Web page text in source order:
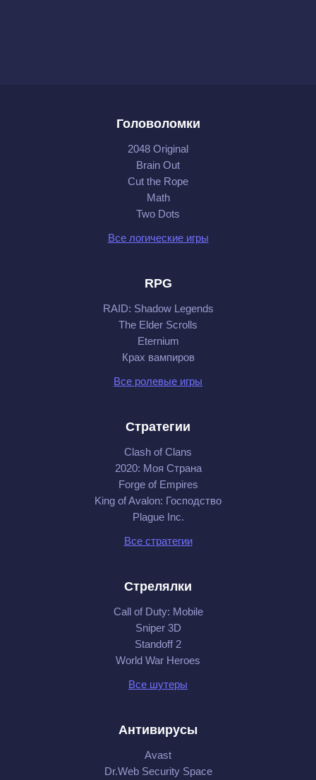
Головоломки
2048 Original
Brain Out
Cut the Rope
Math
Two Dots
Все логические игры
RPG
RAID: Shadow Legends
The Elder Scrolls
Eternium
Крах вампиров
Все ролевые игры
Стратегии
Clash of Clans
2020: Моя Cтрана
Forge of Empires
King of Avalon: Господство
Plague Inc.
Все стратегии
Стрелялки
Call of Duty: Mobile
Sniper 3D
Standoff 2
World War Heroes
Все шутеры
Антивирусы
Avast
Dr.Web Security Space